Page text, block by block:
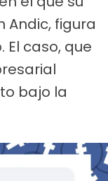
Andic, figura
caso, que
bajo la